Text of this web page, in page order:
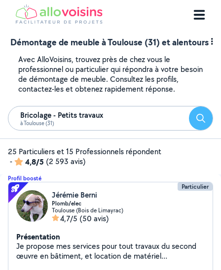
Démontage de meuble à Toulouse (31) et alentours
Avec AlloVoisins, trouvez près de chez vous le
professionnel ou particulier qui répondra à votre besoin
de démontage de meuble. Consultez les profils,
contactez-les et obtenez rapidement réponse.
Bricolage - Petits travaux
à Toulouse (31)
25 Particuliers et 15 Professionnels répondent
-
4,8/5 (2 593 avis)
Profil boosté
Particulier
Jérémie Berni
Plomb/elec
Toulouse (Bois de Limayrac)
4,7/5 (50 avis)
Présentation
Je propose mes services pour tout travaux du second
œuvre en bâtiment, et location de matériel